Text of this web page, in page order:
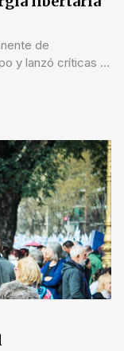
de
y lanzó críticas a